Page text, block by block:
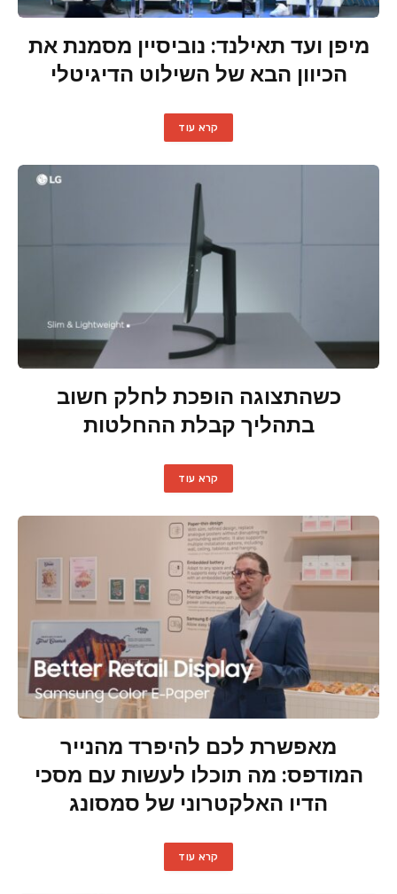
מיפן ועד תאילנד: נוביסיין מסמנת את
הכיוון הבא של השילוט הדיגיטלי
קרא עוד
כשהתצוגה הופכת לחלק חשוב
בתהליך קבלת ההחלטות
קרא עוד
מאפשרת לכם להיפרד מהנייר
המודפס: מה תוכלו לעשות עם מסכי
הדיו האלקטרוני של סמסונג
קרא עוד